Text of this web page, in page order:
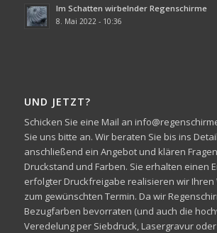
Im Schatten wirbelnder Regenschirme
8. Mai 2022 - 10:36
UND JETZT?
Schicken Sie eine Mail an
Sie uns bitte an. Wir beraten Sie bis ins
anschließend ein Angebot und klären
Druckstand und Farben. Sie erhalten einen
erfolgter Druckfreigabe realisieren wir Ihren
zum gewünschten Termin. Da wir
Bezugfarben bevorraten (und auch die
Veredelung per Siebdruck, Lasergravur